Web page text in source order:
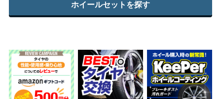
ホイールセットを探す